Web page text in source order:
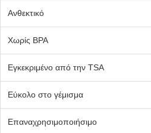
Ανθεκτικό
Χωρίς BPA
Εγκεκριμένο από την TSA
Εύκολο στο γέμισμα
Επαναχρησιμοποιήσιμο